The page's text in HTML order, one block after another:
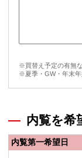
※買替え予定の有無
※夏季・GW・年末年
内覧を希
内覧第一希望日